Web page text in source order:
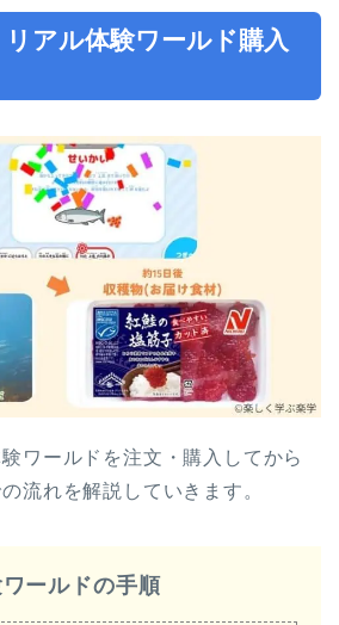
リアル体験ワールド購入
ワールドを注文・購入してから
流れを解説していきます。
ールドの手順